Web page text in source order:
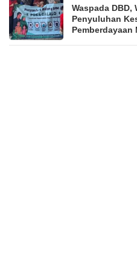
Waspada DBD,
Penyuluhan
Pemberdayaan